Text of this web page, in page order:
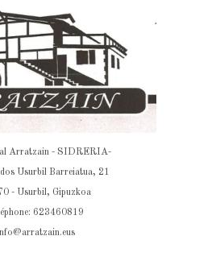
Arratzain - SIDRERIA-
Usurbil Barreiatua, 21
- Usurbil, Gipuzkoa
623460819